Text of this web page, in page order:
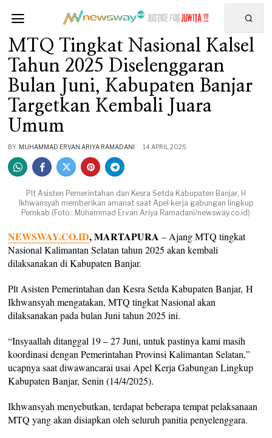
MTQ Tingkat Nasional Kalsel
Tahun 2025 Diselenggaran
Bulan Juni, Kabupaten Banjar
Targetkan Kembali Juara
Umum
BY MUHAMMAD ERVAN ARIYA RAMADANI 14 APRIL 2025
Plt Asisten Pemerintahan dan Kesra Setda Kabupaten Banjar, H
Ikhwansyah memberikan amanat saat Apel kerja gabungan lingkup
Pemkab (Foto : Muhammad Ervan Ariya Ramadani/newsway.co.id)
NEWSWAY.CO.ID, MARTAPURA – Ajang MTQ tingkat
Nasional Kalimantan Selatan tahun 2025 akan kembali
dilaksanakan di Kabupaten Banjar.
Plt Asisten Pemerintahan dan Kesra Setda Kabupaten Banjar, H
Ikhwansyah mengatakan, MTQ tingkat Nasional akan
dilaksanakan pada bulan Juni tahun 2025 ini.
“Insyaallah ditanggal 19 – 27 Juni, untuk pastinya kami masih
koordinasi dengan Pemerintahan Provinsi Kalimantan Selatan,”
ucapnya saat diwawancarai usai Apel Kerja Gabungan Lingkup
Kabupaten Banjar, Senin (14/4/2025).
Ikhwansyah menyebutkan, terdapat beberapa tempat pelaksanaan
MTQ yang akan disiapkan oleh seluruh panitia penyelenggara.